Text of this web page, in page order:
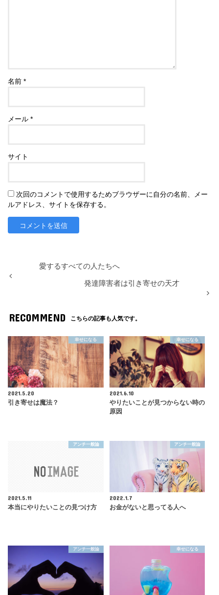
名前*
メール*
サイト
次回のコメントで使用するためブラウザーに自分の名前、メー
ルアドレス、サイトを保存する。
愛するすべての人たちへ
発達障害者は引き寄せの天才
RECOMMEND こちらの記事も人気です。
幸せになる
2021.5.20
引き寄せは魔法？
幸せになる
2021.6.10
やりたいことが見つからない時の
原因
アンチ一般論
2021.5.11
本当にやりたいことの見つけ方
アンチ一般論
2022.1.7
お金がないと思ってる人へ
アンチ一般論 幸せになる